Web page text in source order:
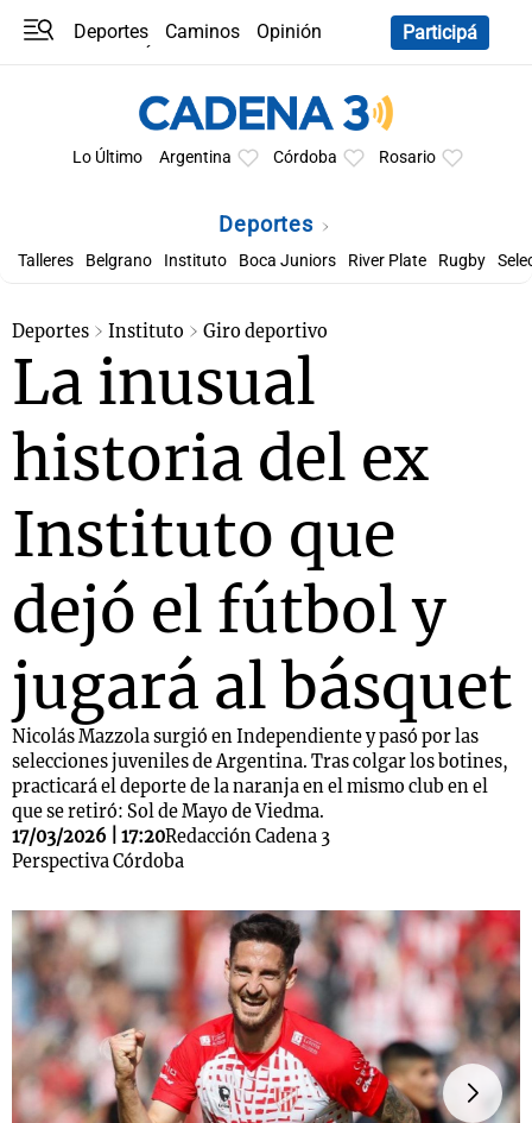
Deportes Caminos
Opinión
Participá
Lo Último Argentina Córdoba Rosario
Deportes
Talleres Belgrano Instituto Boca Juniors River Plate Rugby
Deportes Instituto Giro deportivo
La inusual
historia del ex
Instituto que
dejó el fútbol y
jugará al básquet
Nicolás Mazzola surgió en Independiente y pasó por las
selecciones juveniles de Argentina. Tras colgar los botines,
practicará el deporte de la naranja en el mismo club en el
que se retiró: Sol de Mayo de Viedma.
17/03/2026 | 17:20Redacción Cadena 3
Perspectiva Córdoba